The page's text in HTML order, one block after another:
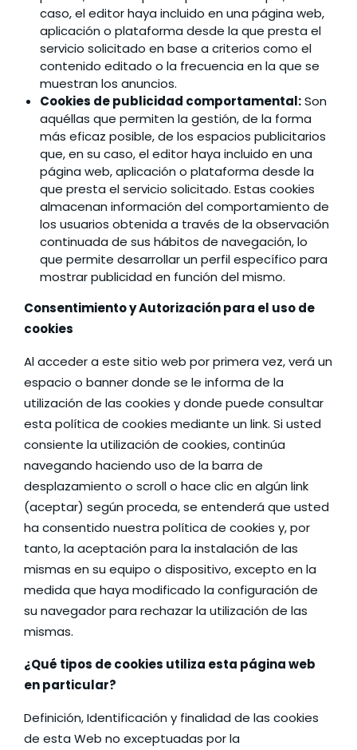
caso, el editor haya incluido en una página web,
aplicación o plataforma desde la que presta el
servicio solicitado en base a criterios como el
contenido editado o la frecuencia en la que se
muestran los anuncios.
Cookies de publicidad comportamental:Son
aquéllas que permiten la gestión, de la forma
más eficaz posible, de los espacios publicitarios
que, en su caso, el editor haya incluido en una
página web, aplicación o plataforma desde la
que presta el servicio solicitado. Estas cookies
almacenan información del comportamiento de
los usuarios obtenida a través de la observación
continuada de sus hábitos de navegación, lo
que permite desarrollar un perfil específico para
mostrar publicidad en función del mismo.
Consentimiento y Autorización para el uso de
cookies
Al acceder a este sitio web por primera vez, verá un
espacio o banner donde se le informa de la
utilización de las cookies y donde puede consultar
esta política de cookies mediante un link. Si usted
consiente la utilización de cookies, continúa
navegando haciendo uso de la barra de
desplazamiento o scroll o hace clic en algún link
(aceptar) según proceda, se entenderá que usted
ha consentido nuestra política de cookies y, por
tanto, la aceptación para la instalación de las
mismas en su equipo o dispositivo, excepto en la
medida que haya modificado la configuración de
su navegador para rechazar la utilización de las
mismas.
¿Qué tipos de cookies utiliza esta página web
en particular?
Definición, Identificación y finalidad de las cookies
de esta Web no exceptuadas por la